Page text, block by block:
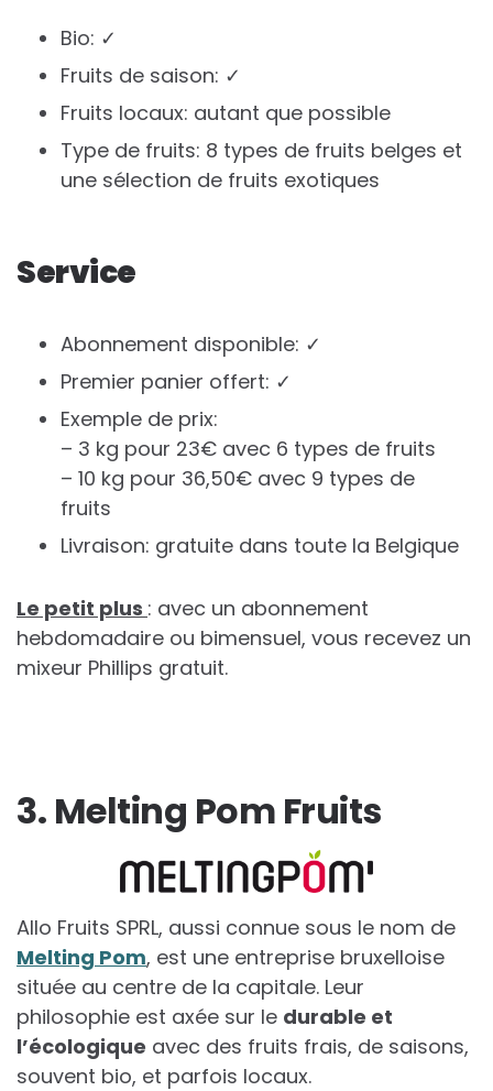
Bio: ✓
Fruits de saison: ✓
Fruits locaux: autant que possible
Type de fruits: 8 types de fruits belges et
une sélection de fruits exotiques
Service
Abonnement disponible: ✓
Premier panier offert: ✓
Exemple de prix:
– 3 kg pour 23€ avec 6 types de fruits
– 10 kg pour 36,50€ avec 9 types de
fruits
Livraison: gratuite dans toute la Belgique
Le petit plus : avec un abonnement
hebdomadaire ou bimensuel, vous recevez un
mixeur Phillips gratuit.
3. Melting Pom Fruits
Allo Fruits SPRL, aussi connue sous le nom de
Melting Pom, est une entreprise bruxelloise
située au centre de la capitale. Leur
philosophie est axée sur le durable et
l’écologique avec des fruits frais, de saisons,
souvent bio, et parfois locaux.